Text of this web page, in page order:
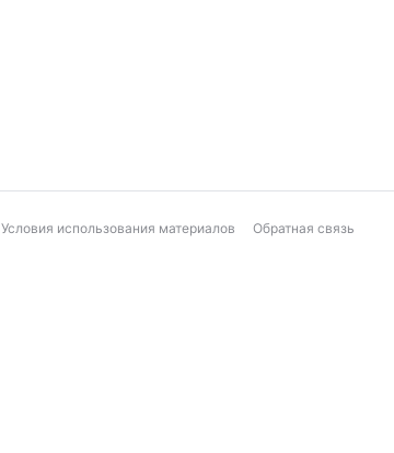
Условия использования материалов Обратная связь